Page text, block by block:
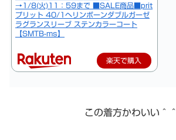
→1/8(火)11：59まで ■SALE商品■prit
プリット 40/1ヘリンボーンダブルガーゼ
ラグランスリーブ ステンカラーコート
【SMTB-ms】
楽天で購入
この着方かわいい＾＾